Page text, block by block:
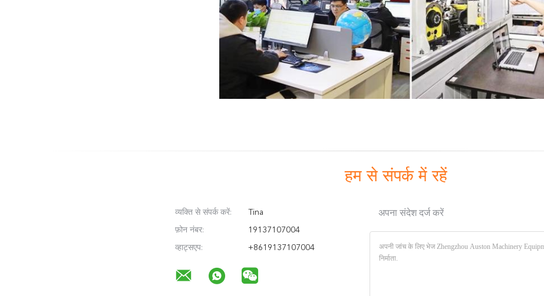
हम से संपर्क में रहें
व्यक्ति से संपर्क करें: Tina
फ़ोन नंबर: 19137107004
व्हाट्सएप: +8619137107004
अपना संदेश दर्ज करें